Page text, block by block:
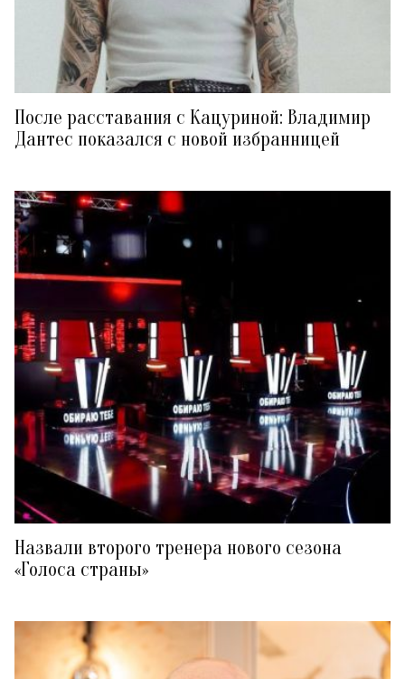
После расставания с Кацуриной: Владимир
Дантес показался с новой избранницей
Назвали второго тренера нового сезона
«Голоса страны»